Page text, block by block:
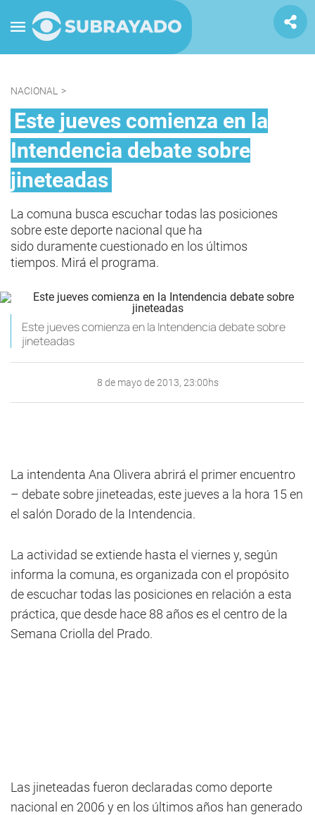
NACIONAL >
Este jueves comienza en la
Intendencia debate sobre
jineteadas
La comuna busca escuchar todas las posiciones
sobre este deporte nacional que ha
sido duramente cuestionado en los últimos
tiempos. Mirá el programa.
Este jueves comienza en la Intendencia debate sobre
jineteadas
8 de mayo de 2013, 23:00hs
La intendenta Ana Olivera abrirá el primer encuentro
– debate sobre jineteadas, este jueves a la hora 15 en
el salón Dorado de la Intendencia.
La actividad se extiende hasta el viernes y, según
informa la comuna, es organizada con el propósito
de escuchar todas las posiciones en relación a esta
práctica, que desde hace 88 años es el centro de la
Semana Criolla del Prado.
Las jineteadas fueron declaradas como deporte
nacional en 2006 y en los últimos años han generado